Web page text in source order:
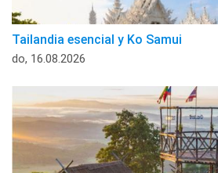
Tailandia esencial y Ko Samui
do, 16.08.2026